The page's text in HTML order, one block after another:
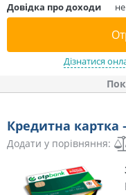
Довідка про доходи
Дізнатися
Кредитна картка
Додати у порівняння: